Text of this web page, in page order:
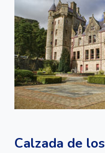
Calzada de